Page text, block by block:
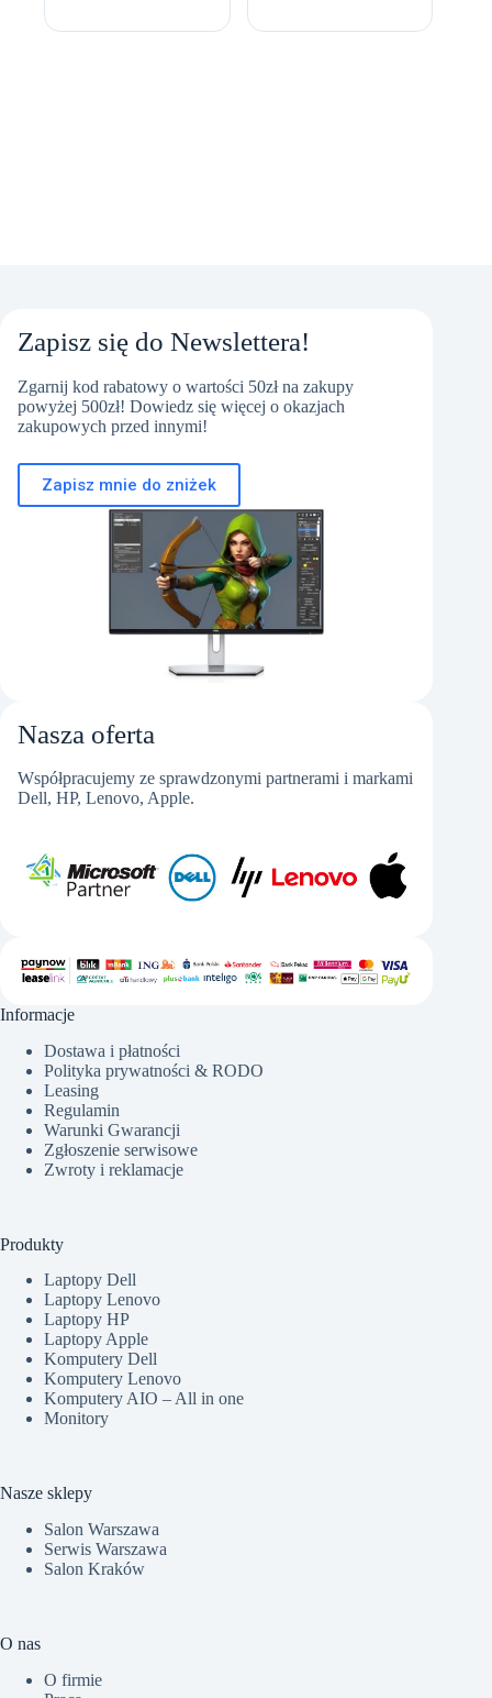
Zapisz się do Newslettera!
Zgarnij kod rabatowy o wartości 50zł na zakupy
powyżej 500zł! Dowiedz się więcej o okazjach
zakupowych przed innymi!
Zapisz mnie do zniżek
Nasza oferta
Współpracujemy ze sprawdzonymi partnerami i markami
Dell, HP, Lenovo, Apple.
Informacje
Dostawa i płatności
Polityka prywatności & RODO
Leasing
Regulamin
Warunki Gwarancji
Zgłoszenie serwisowe
Zwroty i reklamacje
Produkty
Laptopy Dell
Laptopy Lenovo
Laptopy HP
Laptopy Apple
Komputery Dell
Komputery Lenovo
Komputery AIO – All in one
Monitory
Nasze sklepy
Salon Warszawa
Serwis Warszawa
Salon Kraków
O nas
O firmie